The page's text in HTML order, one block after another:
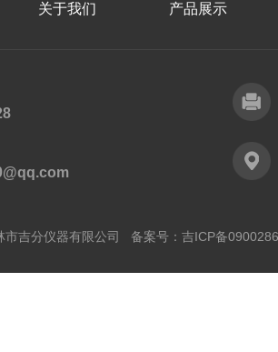
关于我们 产品展示
吉分仪器有限公司 备案号： 吉ICP备